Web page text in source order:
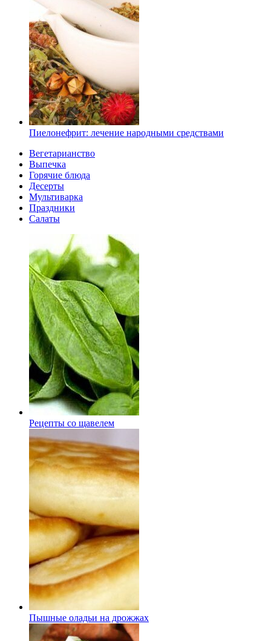
Пиелонефрит: лечение народными средствами
Вегетарианство
Выпечка
Горячие блюда
Десерты
Мультиварка
Праздники
Салаты
Рецепты со щавелем
Пышные оладьи на дрожжах